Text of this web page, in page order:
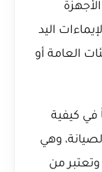
اليد
العامة أو
في كيفية
وهي
من